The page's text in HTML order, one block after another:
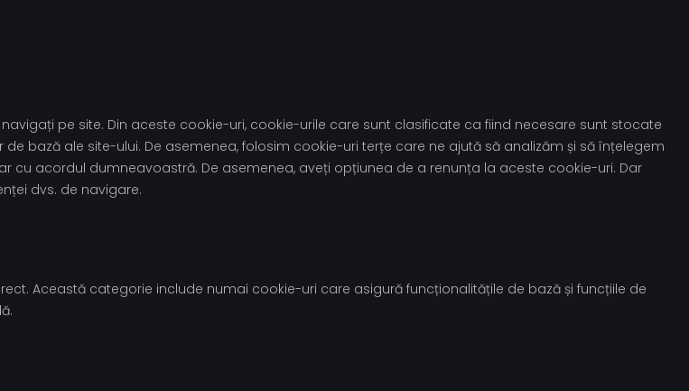
pe site. Din aceste cookie-uri, cookie-urile care sunt clasificate ca fiind necesare sunt stocate
bază ale site-ului. De asemenea, folosim cookie-uri terțe care ne ajută să analizăm și să înțelegem
cu acordul dumneavoastră. De asemenea, aveți opțiunea de a renunța la aceste cookie-uri. Dar
dvs. de navigare.
Această categorie include numai cookie-uri care asigură funcționalitățile de bază și funcțiile de